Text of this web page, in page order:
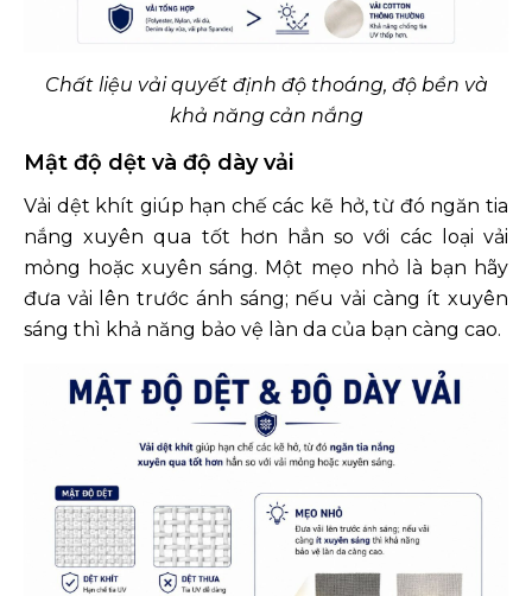
Chất liệu vải quyết định độ thoáng, độ bền và
khả năng cản nắng
Mật độ dệt và độ dày vải
Vải dệt khít giúp hạn chế các kẽ hở, từ đó ngăn tia
nắng xuyên qua tốt hơn hẳn so với các loại vải
mỏng hoặc xuyên sáng. Một mẹo nhỏ là bạn hãy
đưa vải lên trước ánh sáng; nếu vải càng ít xuyên
sáng thì khả năng bảo vệ làn da của bạn càng cao.